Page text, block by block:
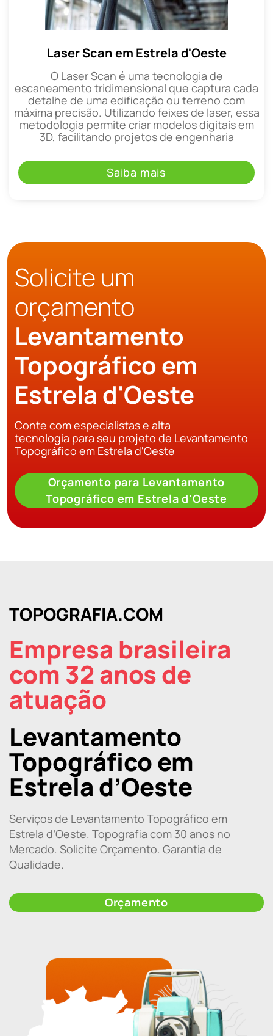
Laser Scan em Estrela d'Oeste
O Laser Scan é uma tecnologia de
escaneamento tridimensional que captura cada
detalhe de uma edificação ou terreno com
máxima precisão. Utilizando feixes de laser, essa
metodologia permite criar modelos digitais em
3D, facilitando projetos de engenharia
Saiba mais
Solicite um
orçamento
Levantamento
Topográfico em
Estrela d'Oeste
Conte com especialistas e alta
tecnologia para seu projeto de Levantamento
Topográfico em Estrela d'Oeste
Orçamento para Levantamento
Topográfico em Estrela d'Oeste
TOPOGRAFIA.COM
Empresa brasileira
com 32 anos de
atuação
Levantamento
Topográfico em
Estrela d’Oeste
Serviços de Levantamento Topográfico em
Estrela d’Oeste. Topografia com 30 anos no
Mercado. Solicite Orçamento. Garantia de
Qualidade.
Orçamento